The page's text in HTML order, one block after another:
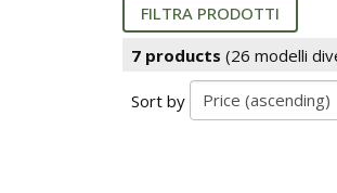
FILTRA PRODOTTI
7 products (26 modelli
Sort by